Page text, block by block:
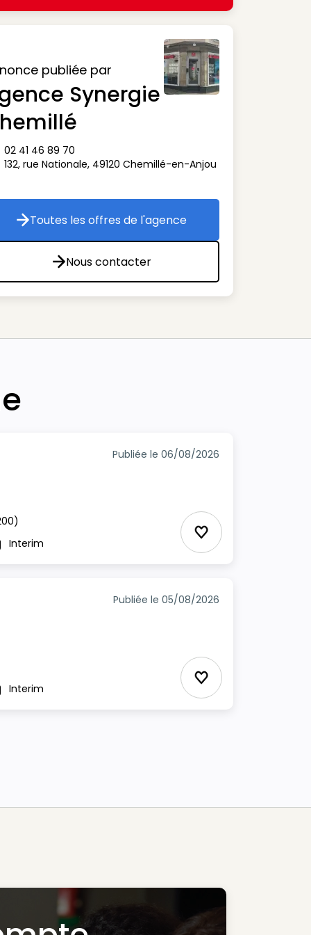
publiée par
Synergie
téléphone
02 41 46 89 70
adresse
132, rue Nationale, 49120 Chemillé-en-Anjou
Toutes les offres de l'agence
Toutes les offres de l'agence
Nous contacter
Nous contacter
Publiée le 06/08/2026
Interim Ajouter aux
Publiée le 05/08/2026
Interim Ajouter aux